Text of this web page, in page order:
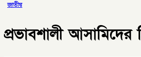
জাতীয়
প্রভাবশালী আসামিদের